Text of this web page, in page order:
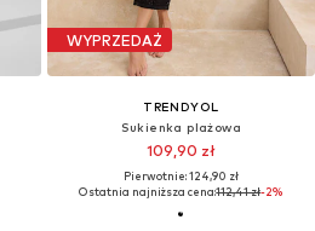
WYPRZEDAŻ
TRENDYOL
Sukienka plażowa
109,90 zł
Pierwotnie: 124,90 zł
Ostatnia najniższa cena:112,41 zł-2%